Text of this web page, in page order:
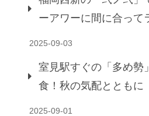
ーアワーに間に合って
2025-09-03
室見駅すぐの「多め勢
食！秋の気配とともに
2025-09-01